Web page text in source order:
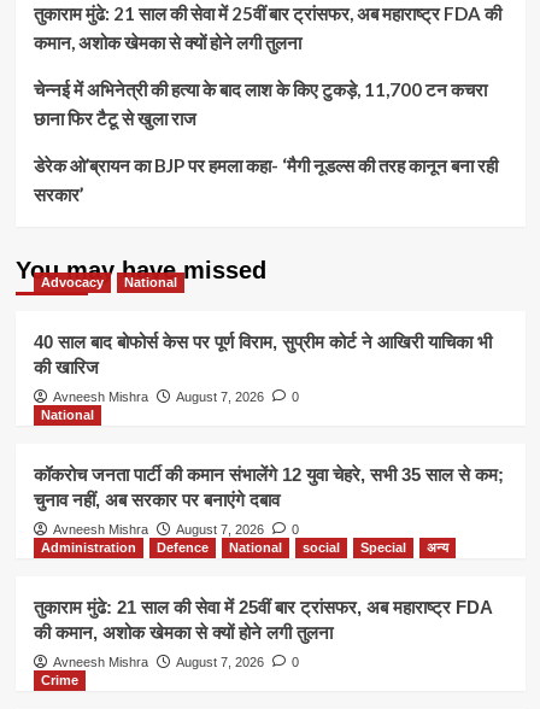
तुकाराम मुंढे: 21 साल की सेवा में 25वीं बार ट्रांसफर, अब महाराष्ट्र FDA की
कमान, अशोक खेमका से क्यों होने लगी तुलना
चेन्नई में अभिनेत्री की हत्या के बाद लाश के किए टुकड़े, 11,700 टन कचरा
छाना फिर टैटू से खुला राज
डेरेक ओ’ब्रायन का BJP पर हमला कहा- ‘मैगी नूडल्स की तरह कानून बना रही
सरकार’
You may have missed
Advocacy National
40 साल बाद बोफोर्स केस पर पूर्ण विराम, सुप्रीम कोर्ट ने आखिरी याचिका भी
की खारिज
Avneesh Mishra August 7, 2026
0
National
कॉकरोच जनता पार्टी की कमान संभालेंगे 12 युवा चेहरे, सभी 35 साल से कम;
चुनाव नहीं, अब सरकार पर बनाएंगे दबाव
Avneesh Mishra August 7, 2026
0
Administration
Defence National social Special अन्य
तुकाराम मुंढे: 21 साल की सेवा में 25वीं बार ट्रांसफर, अब महाराष्ट्र FDA
की कमान, अशोक खेमका से क्यों होने लगी तुलना
Avneesh Mishra August 7, 2026
0
Crime